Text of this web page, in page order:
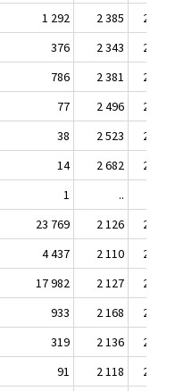
1 292 2 385
2 333
376 2 343
2 281
786 2 381
2 320
77 2 496
2 437
38 2 523
2 509
14 2 682
2 764
1 ..
23 769 2 126
2 076
4 437 2 110
2 056
17 982 2 127
2 079
933 2 168
2 082
319 2 136
2 072
91 2 118
2 111